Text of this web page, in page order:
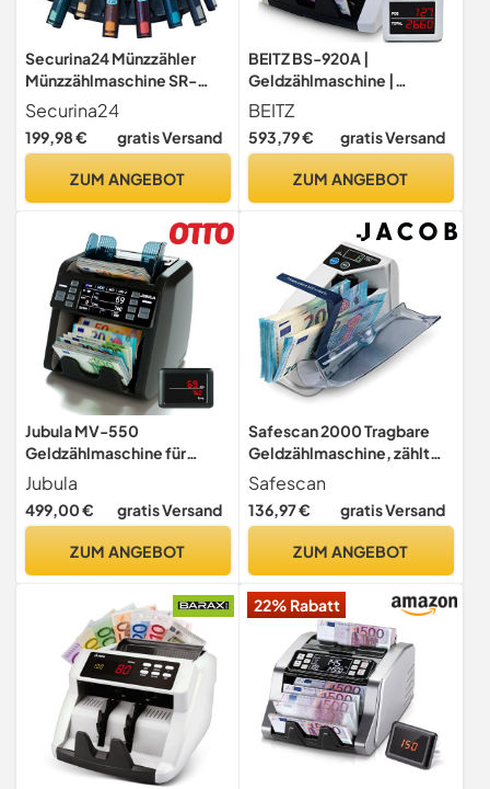
Securina24 Münzzähler
Münzzählmaschine SR-
1200 LC mit Abhülsung und
Starterpaket Münzhülsen
Securina24
199,98 € gratis Versand
ZUM ANGEBOT
BEITZ BS-920A |
Geldzählmaschine |
Banknotenzähler mit
Kundendisplay | EZB-
getestet | 2CIS
Falschgelderkennung |
Professioneller Wertzähler
mit Kundenanzeige
BEITZ
593,79 € gratis Versand
ZUM ANGEBOT
Jubula MV-550
Geldzählmaschine für
gemischte Geldscheine &
Falschgelddetektor |
UV/MG/IR/DD / 2CIS usw. |
CHF usw. | Banknotenzähler
Jubula
499,00 € gratis Versand
ZUM ANGEBOT
Safescan 2000 Tragbare
Geldzählmaschine, zählt
sortiert Geldscheine -
Banknotenzähler für
unterwegs - zählt sortierte
Safescan
136,97 € gratis Versand
ZUM ANGEBOT
22% Rabatt